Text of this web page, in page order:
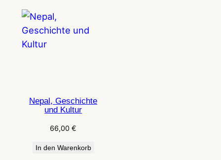
Nepal, Geschichte
und Kultur
66,00€
In den Warenkorb